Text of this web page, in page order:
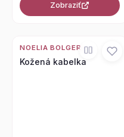
Zobraziť
NOELIA BOLGER
Kožená kabelka